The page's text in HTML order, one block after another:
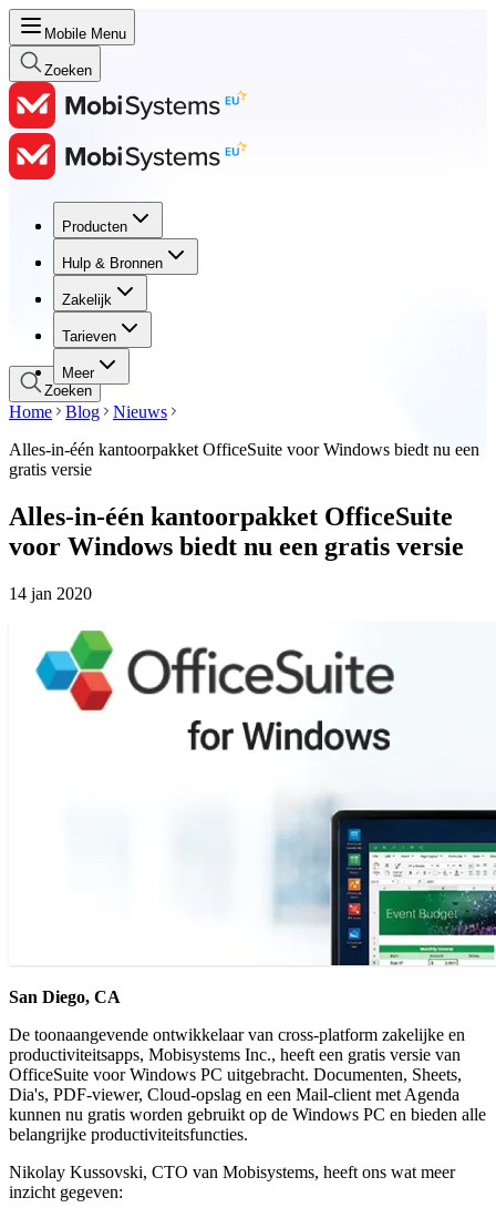
Mobile Menu
Zoeken
Producten
Hulp & Bronnen
Zakelijk
Tarieven
Meer
Producten
Hulp & Bronnen
Zakelijk
Tarieven
Zoeken
Home Blog
Nieuws
Alles-in-één kantoorpakket OfficeSuite voor Windows biedt nu een
gratis versie
Alles-in-één kantoorpakket OfficeSuite
voor Windows biedt nu een gratis versie
14 jan 2020
San Diego, CA
De toonaangevende ontwikkelaar van cross-platform zakelijke en
productiviteitsapps, Mobisystems Inc., heeft een gratis versie van
OfficeSuite voor Windows PC uitgebracht. Documenten, Sheets,
Dia's, PDF-viewer, Cloud-opslag en een Mail-client met Agenda
kunnen nu gratis worden gebruikt op de Windows PC en bieden alle
belangrijke productiviteitsfuncties.
Nikolay Kussovski, CTO van Mobisystems, heeft ons wat meer
inzicht gegeven: